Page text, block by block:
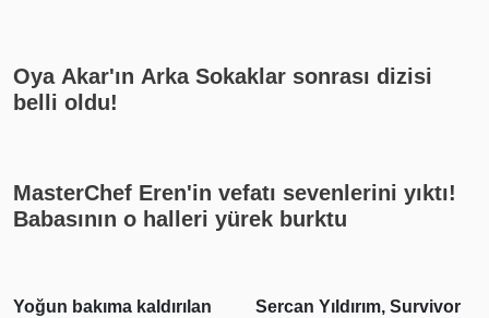
Oya Akar'ın Arka Sokaklar sonrası dizisi
belli oldu!
MasterChef Eren'in vefatı sevenlerini yıktı!
Babasının o halleri yürek burktu
Sercan Yıldırım, Survivor
Serdar Ortaç hayalini